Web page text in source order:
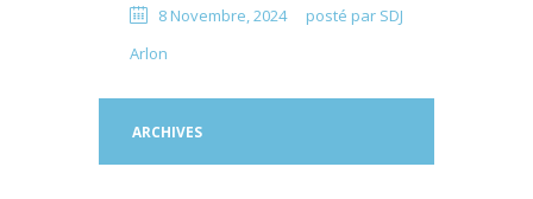
8 Novembre, 2024 posté par SDJ
Arlon
ARCHIVES